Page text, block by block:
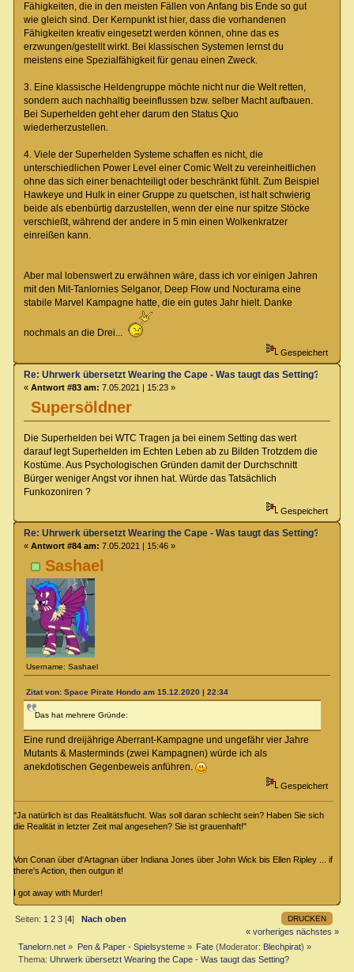
Fähigkeiten, die in den meisten Fällen von Anfang bis Ende so gut
wie gleich sind. Der Kernpunkt ist hier, dass die vorhandenen
Fähigkeiten kreativ eingesetzt werden können, ohne das es
erzwungen/gestellt wirkt. Bei klassischen Systemen lernst du
meistens eine Spezialfähigkeit für genau einen Zweck.
3. Eine klassische Heldengruppe möchte nicht nur die Welt retten,
sondern auch nachhaltig beeinflussen bzw. selber Macht aufbauen.
Bei Superhelden geht eher darum den Status Quo
wiederherzustellen.
4. Viele der Superhelden Systeme schaffen es nicht, die
unterschiedlichen Power Level einer Comic Welt zu vereinheitlichen
ohne das sich einer benachteiligt oder beschränkt fühlt. Zum Beispiel
Hawkeye und Hulk in einer Gruppe zu quetschen, ist halt schwierig
beide als ebenbürtig darzustellen, wenn der eine nur spitze Stöcke
verschießt, während der andere in 5 min einen Wolkenkratzer
einreißen kann.
Aber mal lobenswert zu erwähnen wäre, dass ich vor einigen Jahren
mit den Mit-Tanlornies Selganor, Deep Flow und Nocturama eine
stabile Marvel Kampagne hatte, die ein gutes Jahr hielt. Danke
nochmals an die Drei...
Gespeichert
Supersöldner
Re: Uhrwerk übersetzt Wearing the Cape - Was taugt das Setting?
« Antwort #83 am: 7.05.2021 | 15:23 »
Die Superhelden bei WTC Tragen ja bei einem Setting das wert
darauf legt Superhelden im Echten Leben ab zu Bilden Trotzdem die
Kostüme. Aus Psychologischen Gründen damit der Durchschnitt
Bürger weniger Angst vor ihnen hat. Würde das Tatsächlich
Funkozoniren ?
Gespeichert
Sashael
Username: Sashael
Re: Uhrwerk übersetzt Wearing the Cape - Was taugt das Setting?
« Antwort #84 am: 7.05.2021 | 15:46 »
Zitat von: Space Pirate Hondo am 15.12.2020 | 22:34
Das hat mehrere Gründe:
Eine rund dreijährige Aberrant-Kampagne und ungefähr vier Jahre
Mutants & Masterminds (zwei Kampagnen) würde ich als
anekdotischen Gegenbeweis anführen.
Gespeichert
"Ja natürlich ist das Realitätsflucht. Was soll daran schlecht sein? Haben Sie sich
die Realität in letzter Zeit mal angesehen? Sie ist grauenhaft!"
Von Conan über d'Artagnan über Indiana Jones über John Wick bis Ellen Ripley ... if
there's Action, then outgun it!
I got away with Murder!
DRUCKEN
Seiten: 1 2 3 [4]
Nach oben
« vorheriges nächstes »
Tanelorn.net » Pen & Paper - Spielsysteme» Fate (Moderator: Blechpirat) »
Thema:Uhrwerk übersetzt Wearing the Cape - Was taugt das Setting?